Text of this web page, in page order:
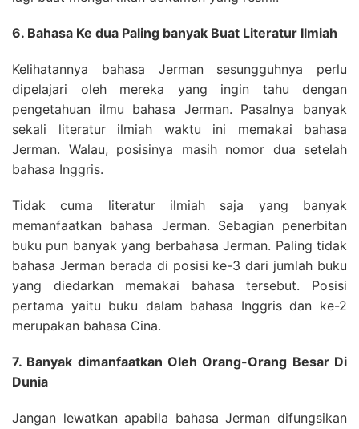
6. Bahasa Ke dua Paling banyak Buat Literatur Ilmiah
Kelihatannya bahasa Jerman sesungguhnya perlu
dipelajari oleh mereka yang ingin tahu dengan
pengetahuan ilmu bahasa Jerman. Pasalnya banyak
sekali literatur ilmiah waktu ini memakai bahasa
Jerman. Walau, posisinya masih nomor dua setelah
bahasa Inggris.
Tidak cuma literatur ilmiah saja yang banyak
memanfaatkan bahasa Jerman. Sebagian penerbitan
buku pun banyak yang berbahasa Jerman. Paling tidak
bahasa Jerman berada di posisi ke-3 dari jumlah buku
yang diedarkan memakai bahasa tersebut. Posisi
pertama yaitu buku dalam bahasa Inggris dan ke-2
merupakan bahasa Cina.
7. Banyak dimanfaatkan Oleh Orang-Orang Besar Di
Dunia
Jangan lewatkan apabila bahasa Jerman difungsikan